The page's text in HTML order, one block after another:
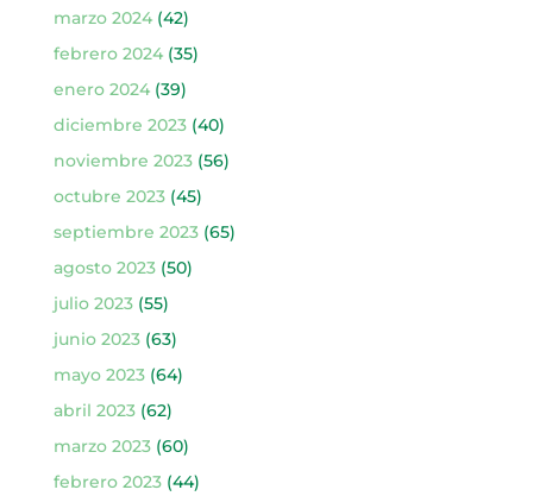
marzo 2024(42)
febrero 2024(35)
enero 2024(39)
diciembre 2023(40)
noviembre 2023(56)
octubre 2023(45)
septiembre 2023(65)
agosto 2023(50)
julio 2023(55)
junio 2023(63)
mayo 2023(64)
abril 2023(62)
marzo 2023(60)
febrero 2023(44)